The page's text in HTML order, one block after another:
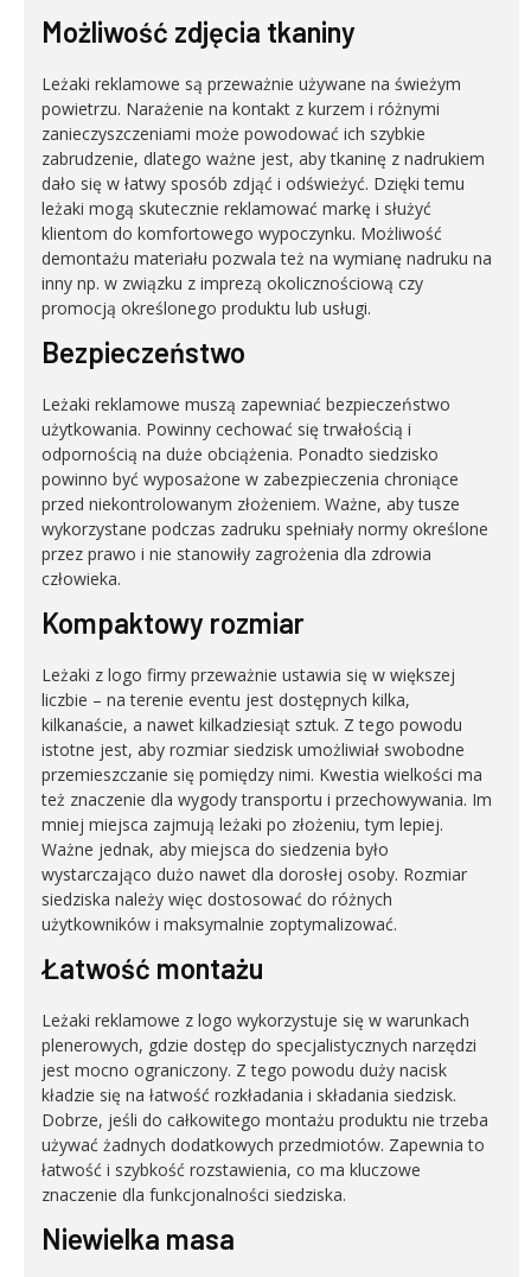
Możliwość zdjęcia tkaniny
Leżaki reklamowe są przeważnie używane na świeżym
powietrzu. Narażenie na kontakt z kurzem i różnymi
zanieczyszczeniami może powodować ich szybkie
zabrudzenie, dlatego ważne jest, aby tkaninę z nadrukiem
dało się w łatwy sposób zdjąć i odświeżyć. Dzięki temu
leżaki mogą skutecznie reklamować markę i służyć
klientom do komfortowego wypoczynku. Możliwość
demontażu materiału pozwala też na wymianę nadruku na
inny np. w związku z imprezą okolicznościową czy
promocją określonego produktu lub usługi.
Bezpieczeństwo
Leżaki reklamowe muszą zapewniać bezpieczeństwo
użytkowania. Powinny cechować się trwałością i
odpornością na duże obciążenia. Ponadto siedzisko
powinno być wyposażone w zabezpieczenia chroniące
przed niekontrolowanym złożeniem. Ważne, aby tusze
wykorzystane podczas zadruku spełniały normy określone
przez prawo i nie stanowiły zagrożenia dla zdrowia
człowieka.
Kompaktowy rozmiar
Leżaki z logo firmy przeważnie ustawia się w większej
liczbie – na terenie eventu jest dostępnych kilka,
kilkanaście, a nawet kilkadziesiąt sztuk. Z tego powodu
istotne jest, aby rozmiar siedzisk umożliwiał swobodne
przemieszczanie się pomiędzy nimi. Kwestia wielkości ma
też znaczenie dla wygody transportu i przechowywania. Im
mniej miejsca zajmują leżaki po złożeniu, tym lepiej.
Ważne jednak, aby miejsca do siedzenia było
wystarczająco dużo nawet dla dorosłej osoby. Rozmiar
siedziska należy więc dostosować do różnych
użytkowników i maksymalnie zoptymalizować.
Łatwość montażu
Leżaki reklamowe z logo wykorzystuje się w warunkach
plenerowych, gdzie dostęp do specjalistycznych narzędzi
jest mocno ograniczony. Z tego powodu duży nacisk
kładzie się na łatwość rozkładania i składania siedzisk.
Dobrze, jeśli do całkowitego montażu produktu nie trzeba
używać żadnych dodatkowych przedmiotów. Zapewnia to
łatwość i szybkość rozstawienia, co ma kluczowe
znaczenie dla funkcjonalności siedziska.
Niewielka masa